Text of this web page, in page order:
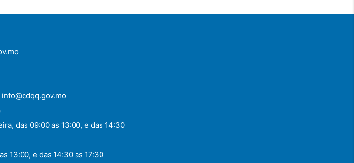
info@cdqq.gov.mo
das 09:00 as 13:00, e das 14:30
13:00, e das 14:30 as 17:30